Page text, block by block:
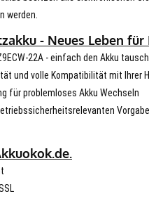
werden.
- Neues Leben
22A - einfach den Akku
und volle Kompatibilität mit Ihrer
für problemloses Akku Wechseln